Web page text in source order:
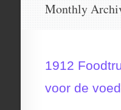
Monthly
1912
voor de